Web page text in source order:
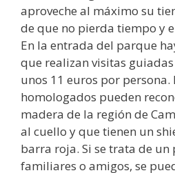
aproveche al máximo su
de que no pierda tiempo y
En la entrada del parque
que realizan visitas
unos 11 euros por persona.
homologados pueden
madera de la región de
al cuello y que tienen un
barra roja. Si se trata de
familiares o amigos, se